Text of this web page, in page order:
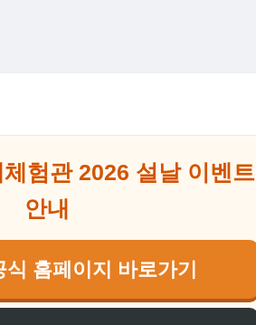
험관 2026 설날 이벤트
안내
식 홈페이지 바로가기